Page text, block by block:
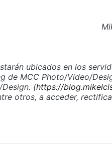
ubicados en los
MCC Photo/Video/
(https://
otros, a acceder,